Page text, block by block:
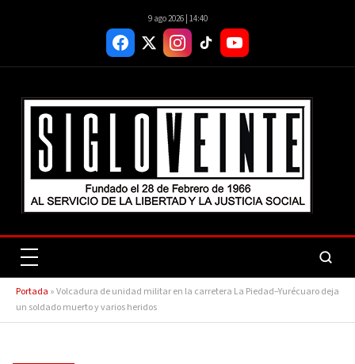
9 ago 2026 | 14:40
Portada »Volcadura de unidad militar en la carretera La Piedad–Yurécuaro deja
un soldado muerto y varios heridos